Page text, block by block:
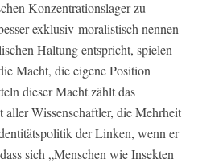
Konzentrationslager zu
exklusiv-moralistisch nennen
Haltung entspricht, spielen
Macht, die eigene Position
dieser Macht zählt das
Wissenschaftler, die Mehrheit
der Linken, wenn er
sich „Menschen wie Insekten